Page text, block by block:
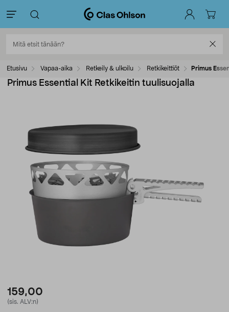
Etusivu Vapaa-aika Retkeily & ulkoilu Retkikeittiöt Primus
Primus Essential Kit Retkikeitin tuulisuojalla
159,00
(sis. ALV:n)